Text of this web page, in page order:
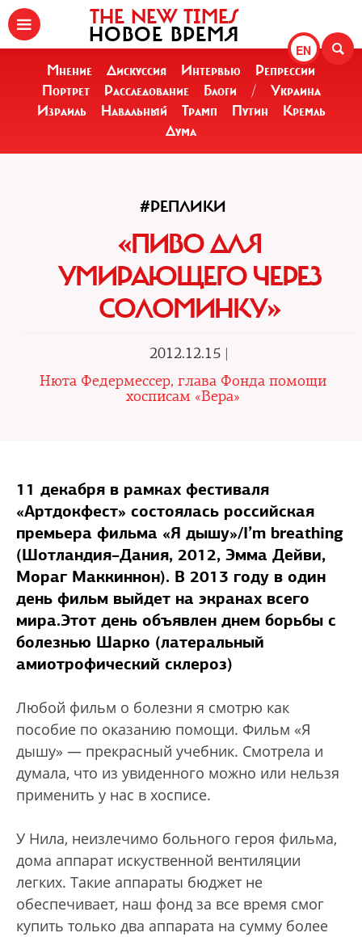
EN
THE NEW TIMES
НОВОЕ ВРЕМЯ
Мнение Дискуссия Интервью
Репрессии
Портрет
Расследование Блоги /
Украина
Израиль
Навальный Трамп Путин
Кремль
Дума
#РЕПЛИКИ
«ПИВО ДЛЯ
УМИРАЮЩЕГО ЧЕРЕЗ
СОЛОМИНКУ»
2012.12.15 |
Нюта Федермессер, глава Фонда помощи
хосписам «Вера»
11 декабря в рамках фестиваля
«Артдокфест» состоялась российская
премьера фильма «Я дышу»/I’m breathing
(Шотландия–Дания, 2012, Эмма Дейви,
Мораг Маккиннон). В 2013 году в один
день фильм выйдет на экранах всего
мира.Этот день объявлен днем борьбы с
болезнью Шарко (латеральный
амиотрофический склероз)
Любой фильм о болезни я смотрю как
пособие по оказанию помощи. Фильм «Я
дышу» — прекрасный учебник. Смотрела и
думала, что из увиденного можно или нельзя
применить у нас в хосписе.
У Нила, неизлечимо больного героя фильма,
дома аппарат искуственной вентиляции
легких. Такие аппараты бюджет не
обеспечивает, наш фонд за все время смог
купить только два аппарата на сумму более